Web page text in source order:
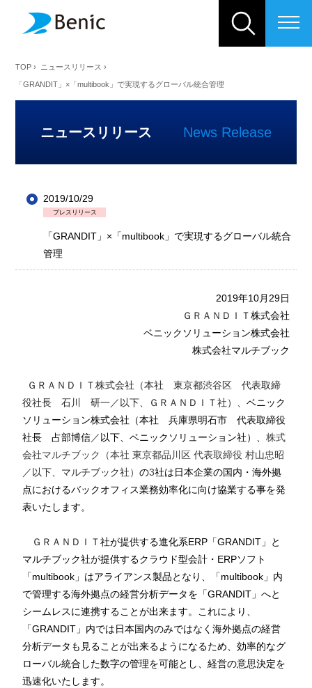
ベニックソリューション株式会
TOP › ニュースリリース ›
「GRANDIT」×「multibook」で実現するグローバル統合管理
ニュースリリース News Release
2019/10/29
プレスリリース
「GRANDIT」×「multibook」で実現するグローバル統合
管理
2019年10月 29日
ＧＲＡＮＤＩＴ株式会社
ベニックソリューション株式会社
株式会社マルチブック
ＧＲＡＮＤＩＴ株式会社（本社 東京都渋谷区 代表取締
役社長 石川 研一／以下、ＧＲＡＮＤＩＴ社）、ベニック
ソリューション株式会社（本社 兵庫県明石市 代表取締役
社長 占部博信／ 以下、ベニックソリューション社）、株式
会社マルチブック（本社 東京都品川区 代表取締役 村山忠昭
／以下、マルチブック社）の3社は日本企業の国内・海外拠
点におけるバックオフィス業務効率化に向け協業する事を発
表いたします。
ＧＲＡＮＤＩＴ社が提供する進化系ERP 「GRANDIT 」 と
マルチブック社が提供するクラウド型会計・ ERPソフト
「multibook 」 はアライアンス製品となり、「multibook 」 内
で管理する海外拠点の経営分析データを「GRANDIT 」へと
シームレスに連携することが出来ます。これにより、
「GRANDIT 」 内では日本国内のみではなく海外拠点の経営
分析データも見ることが出来るようになるため、効率的なグ
ローバル統合した数字の管理を可能とし、経営の意思決定を
迅速化いたします。